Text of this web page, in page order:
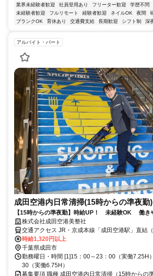
業界未経験者歓迎 社員登用あり フリーター歓迎 学歴不問
未経験者歓迎
フルリモート 経験者歓迎 ネイルOK 夜間
ブランクOK
育休あり 交通費支給 長期歓迎 シフト制 深
アルバイト・パート
成田空港内日常清掃(15時からの準夜勤)
【15時からの準夜勤】時給UP！ 未経験OK 働き
生改善 パートナー社員募集
株式会社成田空港美整社
交通アクセス JR・京成本線「成田空港駅」直結
JR・京成本線「空港第2ビル」直結（第２ターミ
線「空港第2ビル」より徒歩5分（第３ターミナル
時給1,320円以上
千葉県成田市
勤務曜日・時間 [1]15：00～23：00（実働7.25H
30（実働6.75H）
募集要項 職種 成田空港内日常清掃（15時からの